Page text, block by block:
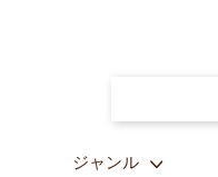
ジャンル